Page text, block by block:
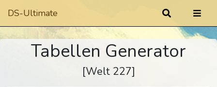
DS-Ultimate
Tabellen Generator
[Welt 227]